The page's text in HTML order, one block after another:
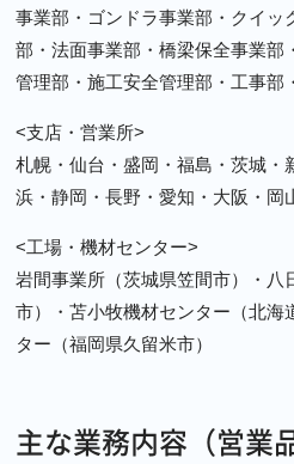
事業部・ゴンドラ事業部・クイッ
部・法面事業部・橋梁保全事業部
管理部・施工安全管理部・工事部
<支店・営業所>
札幌・仙台・盛岡・福島・茨城・
浜・静岡・長野・愛知・大阪・岡
<工場・機材センター>
岩間事業所（茨城県笠間市）・八
市）・苫小牧機材センター（北海
ター（福岡県久留米市）
主な業務内容（営業